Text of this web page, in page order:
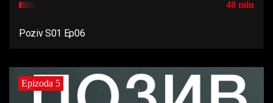
48 min
Poziv S01 Ep06
Epizoda 5